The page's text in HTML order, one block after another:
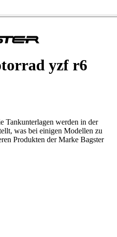
yzf r6
Tankunterlagen werden in der
was bei einigen Modellen zu
Produkten der Marke Bagster